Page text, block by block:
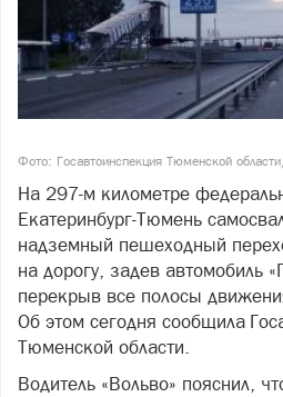
Фото: Госавтоинспекция Тюменской
На 297-м километре
Екатеринбург-Тюмень
надземный пешеходный
на дорогу, задев автомобиль
перекрыв все полосы
Об этом сегодня сообщила
Тюменской области.
Водитель «Вольво» пояснил,